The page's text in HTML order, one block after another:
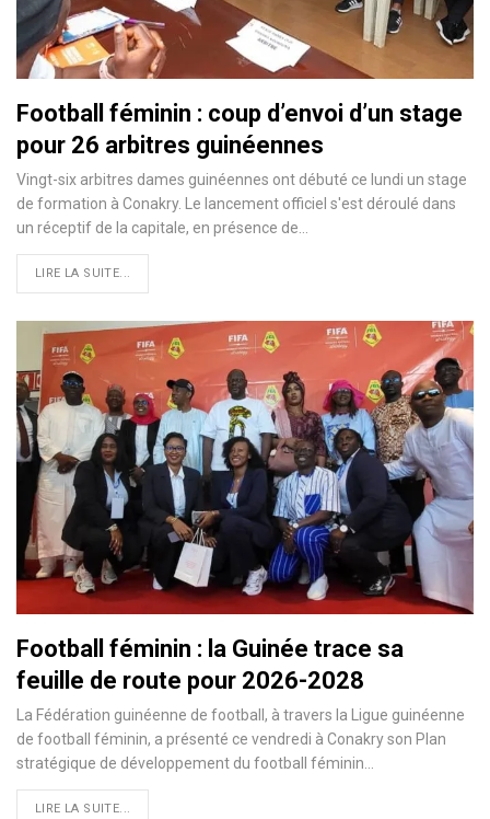
Football féminin : coup d’envoi d’un stage
pour 26 arbitres guinéennes
Vingt-six arbitres dames guinéennes ont débuté ce lundi un stage
de formation à Conakry. Le lancement officiel s'est déroulé dans
un réceptif de la capitale, en présence de…
LIRE LA SUITE...
Football féminin : la Guinée trace sa
feuille de route pour 2026-2028
La Fédération guinéenne de football, à travers la Ligue guinéenne
de football féminin, a présenté ce vendredi à Conakry son Plan
stratégique de développement du football féminin…
LIRE LA SUITE...